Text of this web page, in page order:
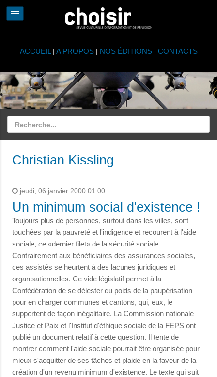
ACCUEIL | A PROPOS| NOS ÉDITIONS| CONTACTS
Christian Kissling
jeudi, 06 janvier 2000 01:00
Un minimum social d'existence !
Toujours plus de personnes, surtout dans les villes, sont
touchées par la pauvreté et l'indigence et recourent à l'aide
sociale, ce «dernier filet» de la sécurité sociale.
Contrairement aux bénéficiaires des assurances sociales,
ces assistés se heurtent à des lacunes juridiques et
organisationnelles. Ce vide législatif permet à la
Confédération de se délester du poids de la paupérisation
pour en charger communes et cantons, qui, eux, le
supportent de façon inégalitaire. La Commission nationale
Justice et Paix et l'Institut d'éthique sociale de la FEPS ont
publié un document relatif à cette question. Il tente de
montrer comment l'aide sociale pourrait être organisée pour
mieux s'acquitter de ses tâches et plaide en la faveur de la
création d'un revenu minimum d'existence. Le texte qui suit